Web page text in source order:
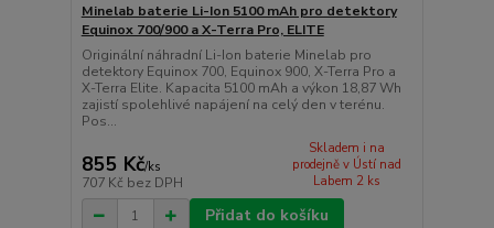
Minelab baterie Li-Ion 5100 mAh pro detektory
Equinox 700/900 a X-Terra Pro, ELITE
Originální náhradní Li-Ion baterie Minelab pro
detektory Equinox 700, Equinox 900, X-Terra Pro a
X-Terra Elite. Kapacita 5100 mAh a výkon 18,87 Wh
zajistí spolehlivé napájení na celý den v terénu.
Pos...
855 Kč/ks
707 Kč bez DPH
Skladem i na
prodejně v Ústí nad
Labem 2 ks
Přidat do košíku